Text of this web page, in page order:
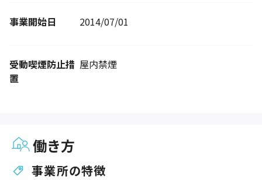
事業開始日 2014/07/01
受動喫煙防止措
置
屋内禁煙
働き方
事業所の特徴